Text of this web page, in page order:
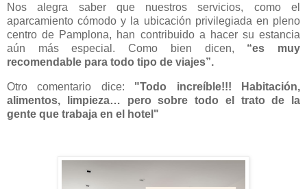
Nos alegra saber que nuestros servicios, como el
aparcamiento cómodo y la ubicación privilegiada en pleno
centro de Pamplona, han contribuido a hacer su estancia
aún más especial. Como bien dicen, “es muy
recomendable para todo tipo de viajes”.
Otro comentario dice: "Todo increíble!!! Habitación,
alimentos, limpieza… pero sobre todo el trato de la
gente que trabaja en el hotel"